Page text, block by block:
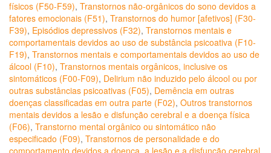
físicos (F50-F59), Transtornos não-orgânicos do sono devidos a
fatores emocionais (F51), Transtornos do humor [afetivos] (F30-
F39), Episódios depressivos (F32), Transtornos mentais e
comportamentais devidos ao uso de substância psicoativa (F10-
F19), Transtornos mentais e comportamentais devidos ao uso de
álcool (F10), Transtornos mentais orgânicos, inclusive os
sintomáticos (F00-F09), Delirium não induzido pelo álcool ou por
outras substâncias psicoativas (F05), Demência em outras
doenças classificadas em outra parte (F02), Outros transtornos
mentais devidos a lesão e disfunção cerebral e a doença física
(F06), Transtorno mental orgânico ou sintomático não
especificado (F09), Transtornos de personalidade e do